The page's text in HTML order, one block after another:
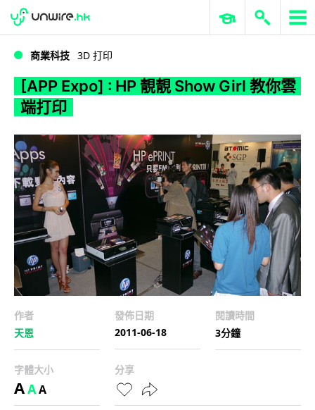
WWDC 2026 ERP 與商業 AI
商業科技 3D 打印
[APP Expo] : HP 靚靚 Show Girl 教你雲
端打印
作者
天恩
發佈日期
2011-06-18
閱讀時間
3分鐘
字體大小
AAA
分享